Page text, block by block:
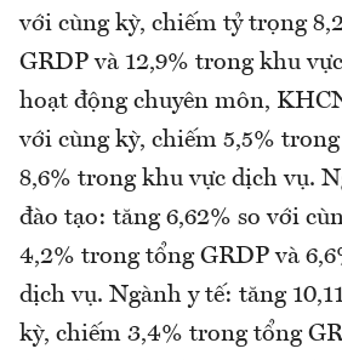
với cùng kỳ, chiếm tỷ trọng
GRDP và 12,9% trong khu
hoạt động chuyên môn,
với cùng kỳ, chiếm 5,5%
8,6% trong khu vực dịch vụ.
đào tạo: tăng 6,62% so với
4,2% trong tổng GRDP và
dịch vụ. Ngành y tế: tăng
kỳ, chiếm 3,4% trong tổng